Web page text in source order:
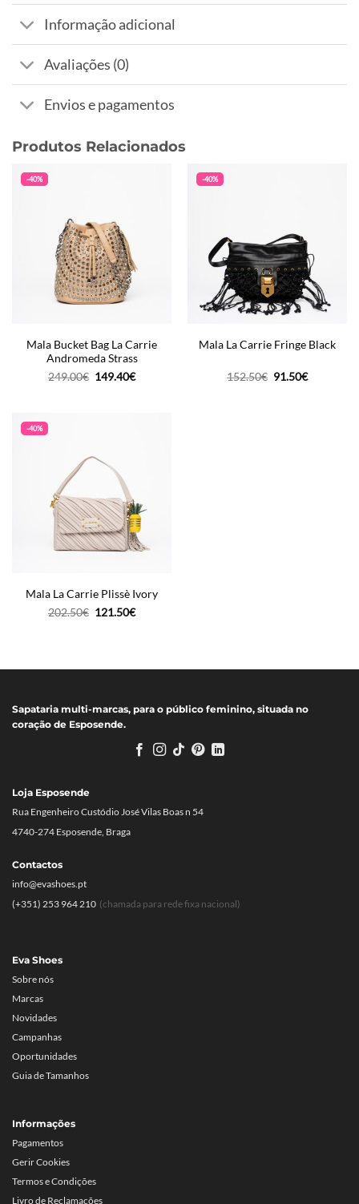
Informação adicional
Avaliações (0)
Envios e pagamentos
Produtos Relacionados
-40%
Mala Bucket Bag La Carrie
Andromeda Strass
249.00€ O
149.40€O
-40%
Mala La Carrie Fringe Black
152.50€ O
91.50€O
-40%
Mala La Carrie Plissè Ivory
202.50€ O
121.50€O
Sapataria multi-marcas, para o público feminino, situada no
coração de Esposende.
Eva Shoes
Sobre nós
Marcas
Novidades
Campanhas
Oportunidades
Guia de Tamanhos
Informações
Pagamentos
Gerir Cookies
Termos e Condições
Livro de Reclamações
Loja Esposende
Rua Engenheiro Custódio José Vilas Boas n 54
4740-274 Esposende, Braga
Contactos
info@evashoes.pt
(+351) 253 964 210 (chamada para rede fixa nacional)